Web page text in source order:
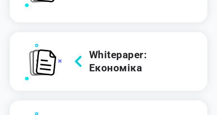
Whitepaper:
Економіка